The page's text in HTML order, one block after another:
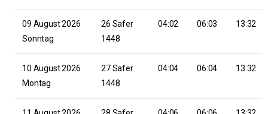
09 August 2026
Sonntag
26 Safer
1448
04:02 06:03 13:32
10 August 2026
Montag
27 Safer
1448
04:04 06:04 13:32